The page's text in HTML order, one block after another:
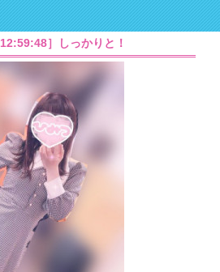
］しっかりと！